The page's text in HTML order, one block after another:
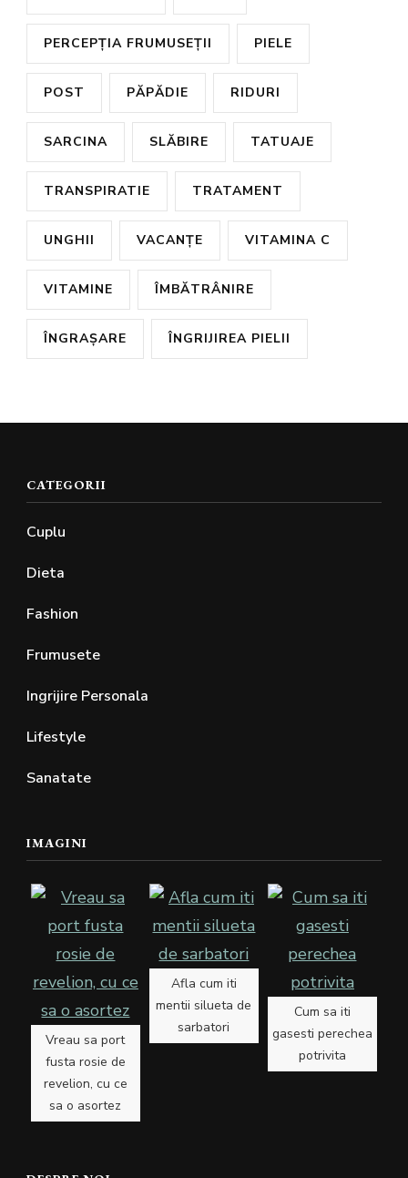
PERCEPȚIA FRUMUSEȚII PIELE
POST PĂPĂDIE RIDURI
SARCINA SLĂBIRE TATUAJE
TRANSPIRATIE TRATAMENT
UNGHII VACANȚE VITAMINA C
VITAMINE ÎMBĂTRÂNIRE
ÎNGRAȘARE ÎNGRIJIREA PIELII
CATEGORII
Cuplu
Dieta
Fashion
Frumusete
Ingrijire Personala
Lifestyle
Sanatate
IMAGINI
Vreau sa port
fusta rosie de
revelion, cu ce
sa o asortez
Afla cum iti
mentii silueta de
sarbatori
Cum sa iti
gasesti perechea
potrivita